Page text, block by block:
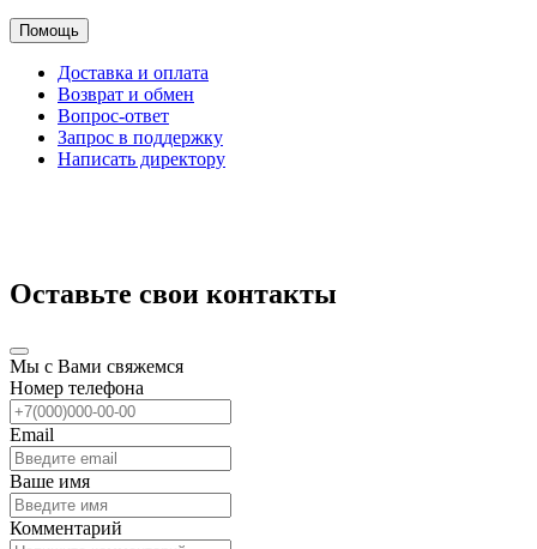
Помощь
Доставка и оплата
Возврат и обмен
Вопрос-ответ
Запрос в поддержку
Написать директору
Оставьте свои контакты
Мы с Вами свяжемся
Номер телефона
Email
Ваше имя
Комментарий